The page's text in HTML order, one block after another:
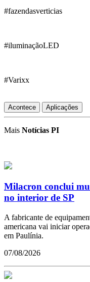
#fazendasverticias
#iluminaçãoLED
#Varixx
Acontece Aplicações
Mais Notícias PI
Milacron conclui
no interior de SP
A fabricante de
americana vai iniciar
em Paulínia.
07/08/2026